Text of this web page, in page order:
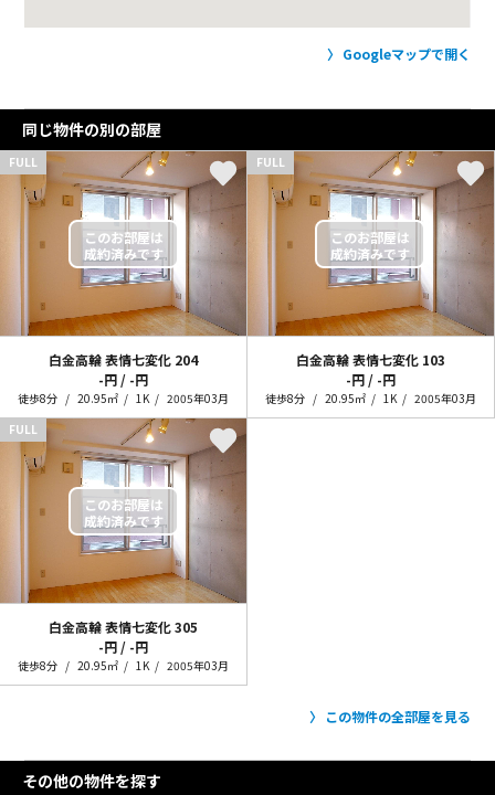
Googleマップで開く
同じ物件の別の部屋
FULL
白金高輪 表情七変化 204
-円 / -円
徒歩8分 20.95㎡ 1K 2005年03月
FULL
白金高輪 表情七変化 103
-円 / -円
徒歩8分 20.95㎡ 1K
2005年03月
FULL
白金高輪 表情七変化305
-円 / -円
徒歩8分 20.95㎡ 1K 2005年03月
この物件の全部屋を見る
その他の物件を探す